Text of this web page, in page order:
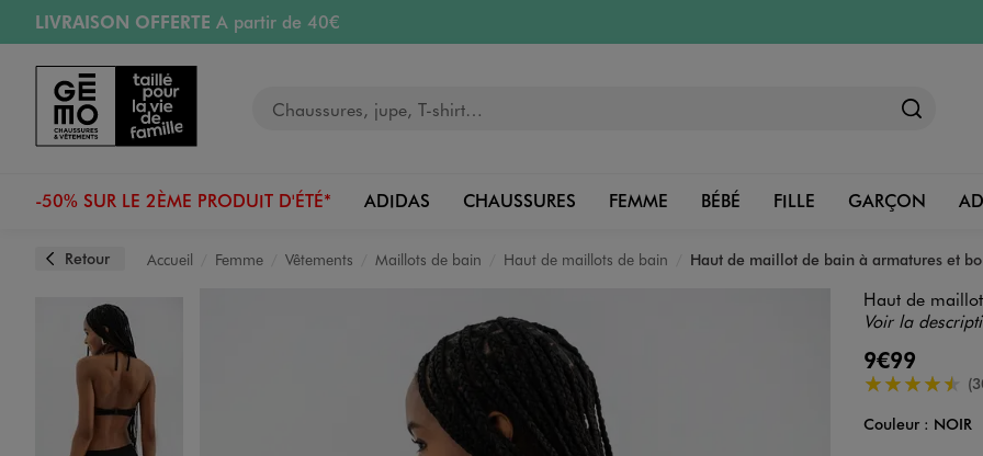
Aller au contenu principal
Aller à la navigation
LIVRAISON OFFERTE A partir de 40€
RETRAIT ET LIVRAISON OFFERTE
RÉSERVATION GRATUITE
4h en magasin
Retours OFFERTSpendant 30 jours
-50% SUR LE 2ÈME PRODUIT D'ÉTÉ* ADIDAS CHAUSSURES FEMME BÉBÉ FILLE GARÇON
Retour Accueil Femme Vêtements Maillots de bain Haut de maillots de bain Haut de maillot de bain à armatures et
Haut de
Voir la
9€99
4.5/5 de
Couleur
Couleur : NOIR